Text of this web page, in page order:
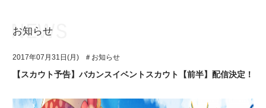
お知らせ
2017年07月31日(月) ＃お知らせ
【スカウト予告】バカンスイベントスカウト【前半】配信決定！